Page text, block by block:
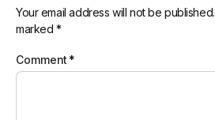
Your email address will not be published.
marked*
Comment *